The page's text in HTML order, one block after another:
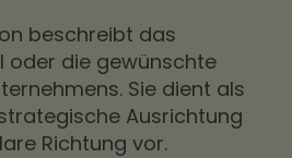
beschreibt das
oder die gewünschte
Sie dient als
Ausrichtung
Richtung vor.